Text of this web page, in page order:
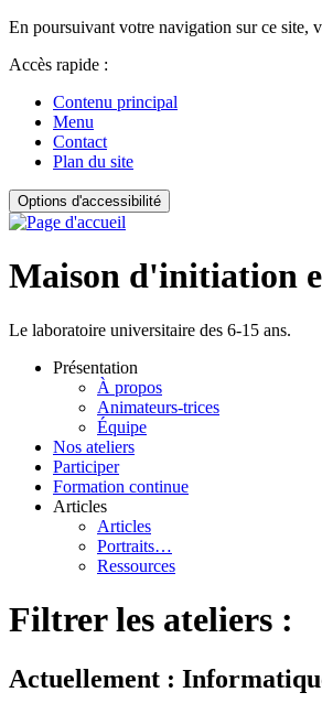
En poursuivant votre navigation sur ce site,
Accès rapide :
Contenu principal
Menu
Contact
Plan du site
Options d'accessibilité
Maison d'initiation
Le laboratoire universitaire des 6-15 ans.
Présentation
À propos
Animateurs-trices
Équipe
Nos ateliers
Participer
Formation continue
Articles
Articles
Portraits…
Ressources
Filtrer les ateliers :
Actuellement :